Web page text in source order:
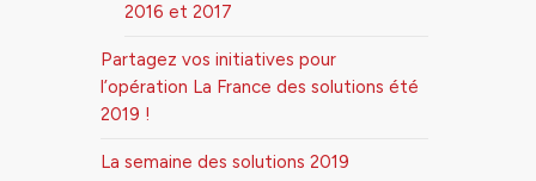
2016 et 2017
Partagez vos initiatives pour
l’opération La France des solutions été
2019 !
La semaine des solutions 2019